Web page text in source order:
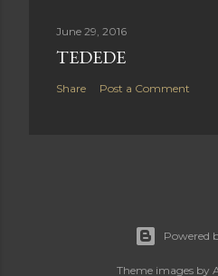
June 29, 2016
TEDEDE
Share Post a Comment
Powered
Theme images by